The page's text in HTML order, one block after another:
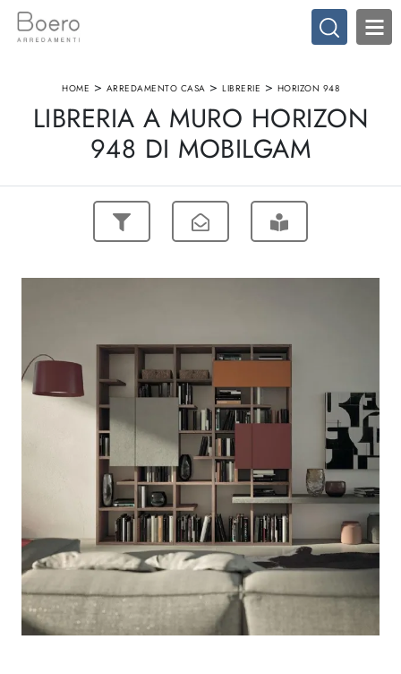
HOME > ARREDAMENTO CASA > LIBRERIE > HORIZON 948
LIBRERIA A MURO HORIZON
948 DI MOBILGAM